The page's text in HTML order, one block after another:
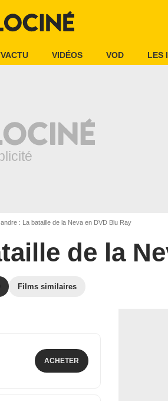
VIDÉOS VOD LES
: La bataille de la Neva en DVD Blu Ray
de la
Films similaires
ACHETER